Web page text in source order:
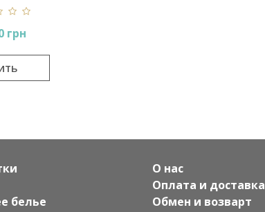
грн
белье
О нас
Оплата и доставка
Обмен и возварт